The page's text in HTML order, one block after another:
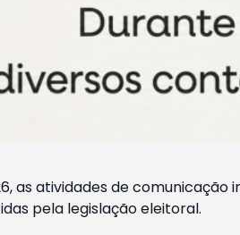
as atividades de
pela legislação eleitoral.